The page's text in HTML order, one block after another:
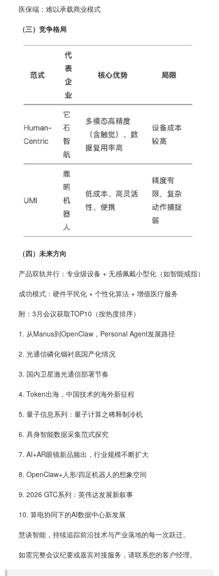
医保端：难以承载商业模式
（三）竞争格局
（四）未来方向
产品双轨并行：专业级设备 + 无感佩戴小型化（如智能戒指）
成功模式：硬件平民化 + 个性化算法 + 增值医疗服务
附：3月会议获取TOP10（按热度排序）
1. 从Manus到OpenClaw，Personal Agent发展路径
2. 光通信磷化铟衬底国产化情况
3. 国内卫星激光通信部署节奏
4. Token出海，中国技术的海外新征程
5. 量子信息系列：量子计算之稀释制冷机
6. 具身智能数据采集范式探究
7. AI+AR眼镜新品频出，行业规模不断扩大
8. OpenClaw+人形/四足机器人的想象空间
9. 2026 GTC系列：英伟达发展新叙事
10. 算电协同下的AI数据中心新发展
慧谈智能，持续追踪前沿技术与产业落地的每一次跃迁。
如需完整会议纪要或嘉宾对接服务，请联系您的客户经理。